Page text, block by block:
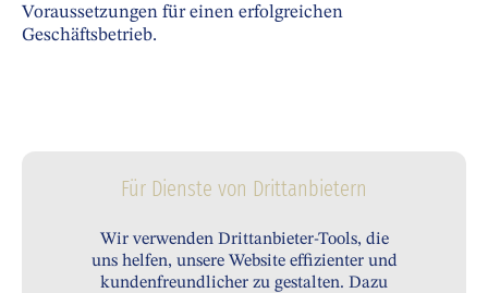
Voraussetzungen für einen erfolgreichen
Geschäftsbetrieb.
Für Dienste von Drittanbietern
Wir verwenden Drittanbieter-Tools, die
uns helfen, unsere Website effizienter und
kundenfreundlicher zu gestalten. Dazu